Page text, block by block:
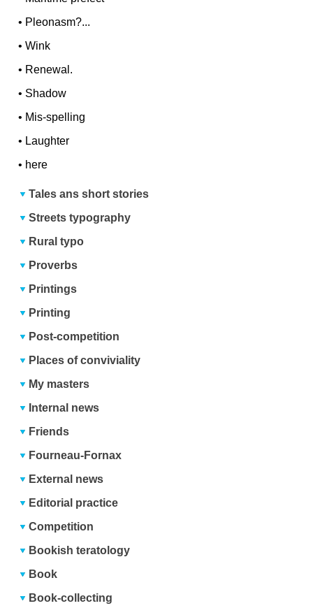
• Pleonasm?...
•Wink
• Renewal.
• Shadow
• Mis-spelling
• Laughter
• here
Tales ans short stories
Streets typography
Rural typo
Proverbs
Printings
Printing
Post-competition
Places of conviviality
My masters
Internal news
Friends
Fourneau-Fornax
External news
Editorial practice
Competition
Bookish teratology
Book
Book-collecting